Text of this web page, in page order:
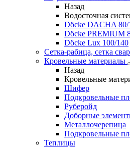
Назад
Водосточная
Döсkе DACHA 80/
Döcke PREMIUM
Döсkе Luх 100/140
Сетка-рабица, сетка
Кровельные материалы
Назад
Кровельные
Шифер
Подкровельные
Руберойд
Доборные
Металлочерепица
Подкровельные
Теплицы